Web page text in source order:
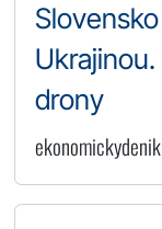
drony